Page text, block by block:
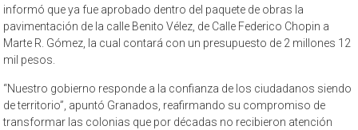
informó que ya fue aprobado dentro del paquete de obras la
pavimentación de la calle Benito Vélez, de Calle Federico Chopin a
Marte R. Gómez, la cual contará con un presupuesto de 2 millones 12
mil pesos.
“Nuestro gobierno responde a la confianza de los ciudadanos siendo
de territorio”, apuntó Granados, reafirmando su compromiso de
transformar las colonias que por décadas no recibieron atención